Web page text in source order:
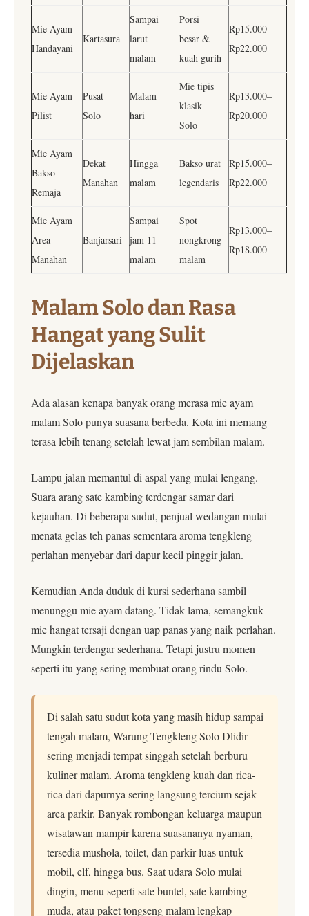
Mie Ayam
Handayani
Kartasura
Sampai
larut
malam
Porsi
besar &
kuah gurih
Rp15.000–
Rp22.000
Mie Ayam
Pilist
Pusat
Solo
Malam
hari
Mie tipis
klasik
Solo
Rp13.000–
Rp20.000
Mie Ayam
Bakso
Remaja
Dekat
Manahan
Hingga
malam
Bakso urat
legendaris
Rp15.000–
Rp22.000
Mie Ayam
Area
Manahan
Banjarsari
Sampai
jam 11
malam
Spot
nongkrong
malam
Rp13.000–
Rp18.000
Malam Solo dan Rasa
Hangat yang Sulit
Dijelaskan
Ada alasan kenapa banyak orang merasa mie ayam
malam Solo punya suasana berbeda. Kota ini memang
terasa lebih tenang setelah lewat jam sembilan malam.
Lampu jalan memantul di aspal yang mulai lengang.
Suara arang sate kambing terdengar samar dari
kejauhan. Di beberapa sudut, penjual wedangan mulai
menata gelas teh panas sementara aroma tengkleng
perlahan menyebar dari dapur kecil pinggir jalan.
Kemudian Anda duduk di kursi sederhana sambil
menunggu mie ayam datang. Tidak lama, semangkuk
mie hangat tersaji dengan uap panas yang naik perlahan.
Mungkin terdengar sederhana. Tetapi justru momen
seperti itu yang sering membuat orang rindu Solo.
Di salah satu sudut kota yang masih hidup sampai
tengah malam, Warung Tengkleng Solo Dlidir
sering menjadi tempat singgah setelah berburu
kuliner malam. Aroma tengkleng kuah dan rica-
rica dari dapurnya sering langsung tercium sejak
area parkir. Banyak rombongan keluarga maupun
wisatawan mampir karena suasananya nyaman,
tersedia mushola, toilet, dan parkir luas untuk
mobil, elf, hingga bus. Saat udara Solo mulai
dingin, menu seperti sate buntel, sate kambing
muda, atau paket tongseng malam lengkap